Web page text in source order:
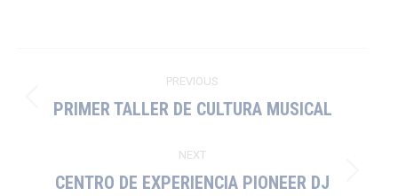
navigation
PREVIOUS
Previous
PRIMER TALLER DE CULTURA MUSICAL
NEXT
Next
CENTRO DE EXPERIENCIA PIONEER DJ